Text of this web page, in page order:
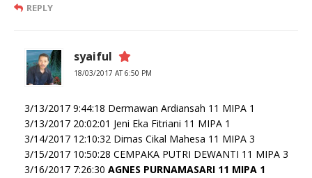
REPLY
syaiful
18/03/2017 AT 6:50 PM
3/13/2017 9:44:18 Dermawan Ardiansah 11 MIPA 1
3/13/2017 20:02:01 Jeni Eka Fitriani 11 MIPA 1
3/14/2017 12:10:32 Dimas Cikal Mahesa 11 MIPA 3
3/15/2017 10:50:28 CEMPAKA PUTRI DEWANTI 11 MIPA 3
3/16/2017 7:26:30 AGNES PURNAMASARI 11 MIPA 1